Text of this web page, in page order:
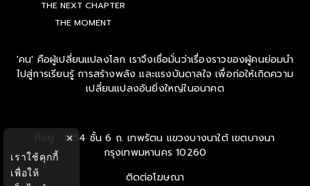
THE NEXT CHAPTER
THE MOMENT
'คน' คือผู้เปลี่ยนแปลงโลก เราจึงเชื่อมั่นว่าเรื่องราวของผู้คนย่อมนำ
ไปสู่การเรียนรู้ การสร้างพลัง และแรงบันดาลใจ เพื่อก่อให้เกิดความ
เปลี่ยนแปลงอันยิ่งใหญ่ในอนาคต
ที่อยู่ : 1854 ชั้น 6 ถ. เทพรัตน แขวงบางนาใต้ เขตบางนา
กรุงเทพมหานคร 10260
ติดต่อโฆษณา
×
เราใช้คุกกี้
เพื่อให้